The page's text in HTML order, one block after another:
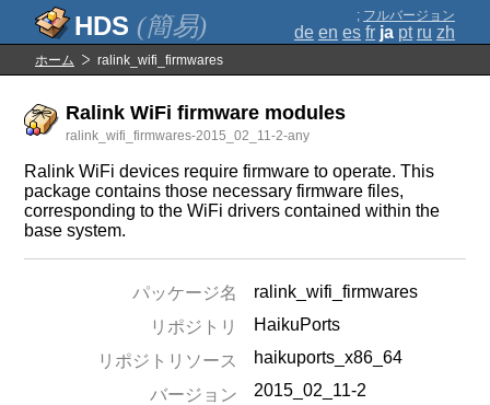
(簡易) ; フルバージョン
de en es fr ja pt ru zh
ホーム ralink_wifi_firmwares
Ralink WiFi firmware modules
ralink_wifi_firmwares-2015_02_11-2-any
Ralink WiFi devices require firmware to operate. This
package contains those necessary firmware files,
corresponding to the WiFi drivers contained within the
base system.
パッケージ名
ralink_wifi_firmwares
リポジトリ
HaikuPorts
リポジトリソース
haikuports_x86_64
バージョン
2015_02_11-2